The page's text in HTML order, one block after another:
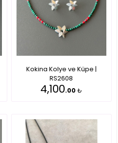
Kokina Kolye ve Küpe |
RS2608
4,100.00 ₺